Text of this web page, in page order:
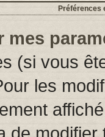
Préférences
mes
(si vous
les